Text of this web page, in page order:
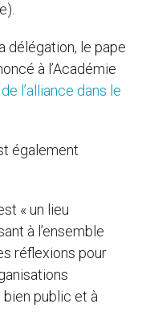
délégation, le pape
à l’Académie
l’alliance dans le
également
« un lieu
à l’ensemble
réflexions pour
public et à